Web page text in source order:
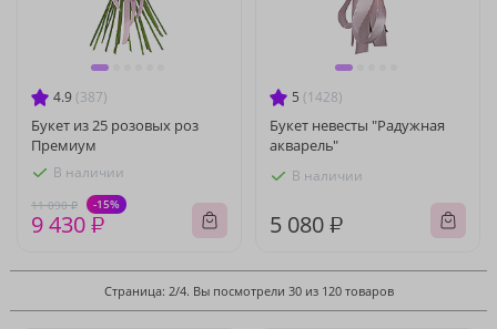
4.9 (387)
Букет из 25 розовых роз
Премиум
В наличии
11 090 ₽ -15%
9 430 ₽
5 (1428)
Букет невесты "Радужная
акварель"
В наличии
5 080 ₽
Страница: 2/4. Вы посмотрели 30 из 120 товаров